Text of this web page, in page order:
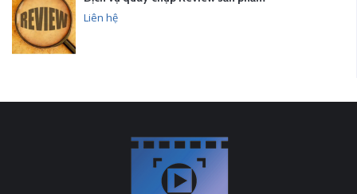
Liên hệ